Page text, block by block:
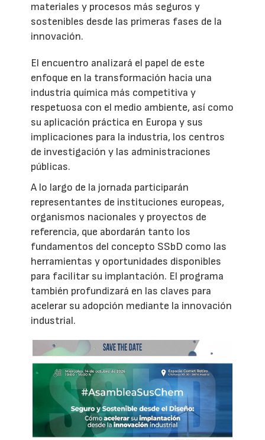
materiales y procesos más seguros y
sostenibles desde las primeras fases de la
innovación.
El encuentro analizará el papel de este
enfoque en la transformación hacia una
industria química más competitiva y
respetuosa con el medio ambiente, así como
su aplicación práctica en Europa y sus
implicaciones para la industria, los centros
de investigación y las administraciones
públicas.
A lo largo de la jornada participarán
representantes de instituciones europeas,
organismos nacionales y proyectos de
referencia, que abordarán tanto los
fundamentos del concepto SSbD como las
herramientas y oportunidades disponibles
para facilitar su implantación. El programa
también profundizará en las claves para
acelerar su adopción mediante la innovación
industrial.